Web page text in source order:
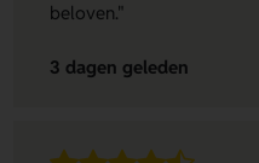
beloven."
3 dagen geleden